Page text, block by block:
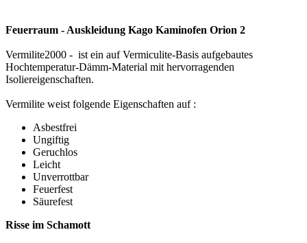
Feuerraum - Auskleidung Kago Kaminofen Orion 2
Vermilite2000 - ist ein auf Vermiculite-Basis aufgebautes
Hochtemperatur-Dämm-Material mit hervorragenden
Isoliereigenschaften.
Vermilite weist folgende Eigenschaften auf :
Asbestfrei
Ungiftig
Geruchlos
Leicht
Unverrottbar
Feuerfest
Säurefest
Risse im Schamott